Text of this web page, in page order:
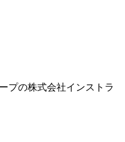
プの株式会社インストラ